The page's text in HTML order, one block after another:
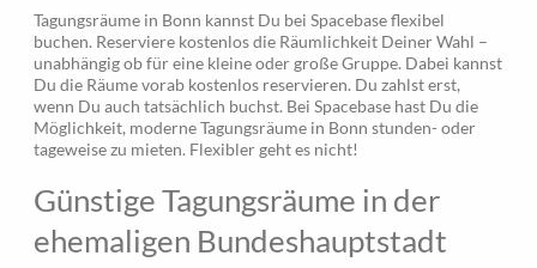
Tagungsräume in Bonn kannst Du bei Spacebase flexibel
buchen. Reserviere kostenlos die Räumlichkeit Deiner Wahl –
unabhängig ob für eine kleine oder große Gruppe. Dabei kannst
Du die Räume vorab kostenlos reservieren. Du zahlst erst,
wenn Du auch tatsächlich buchst. Bei Spacebase hast Du die
Möglichkeit, moderne Tagungsräume in Bonn stunden- oder
tageweise zu mieten. Flexibler geht es nicht!
Günstige Tagungsräume in der
ehemaligen Bundeshauptstadt